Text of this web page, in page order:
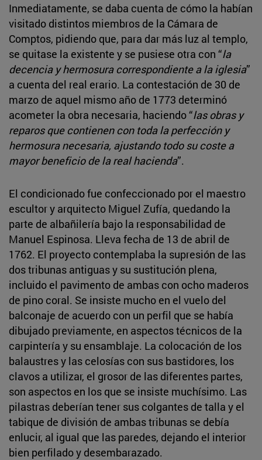
Inmediatamente, se daba cuenta de cómo la habían
visitado distintos miembros de la Cámara de
Comptos, pidiendo que, para dar más luz al templo,
se quitase la existente y se pusiese otra con “la
decencia y hermosura correspondiente a la iglesia”
a cuenta del real erario. La contestación de 30 de
marzo de aquel mismo año de 1773 determinó
acometer la obra necesaria, haciendo “las obras y
reparos que contienen con toda la perfección y
hermosura necesaria, ajustando todo su coste a
mayor beneficio de la real hacienda”.
El condicionado fue confeccionado por el maestro
escultor y arquitecto Miguel Zufía, quedando la
parte de albañilería bajo la responsabilidad de
Manuel Espinosa. Lleva fecha de 13 de abril de
1762. El proyecto contemplaba la supresión de las
dos tribunas antiguas y su sustitución plena,
incluido el pavimento de ambas con ocho maderos
de pino coral. Se insiste mucho en el vuelo del
balconaje de acuerdo con un perfil que se había
dibujado previamente, en aspectos técnicos de la
carpintería y su ensamblaje. La colocación de los
balaustres y las celosías con sus bastidores, los
clavos a utilizar, el grosor de las diferentes partes,
son aspectos en los que se insiste muchísimo. Las
pilastras deberían tener sus colgantes de talla y el
tabique de división de ambas tribunas se debía
enlucir, al igual que las paredes, dejando el interior
bien perfilado y desembarazado.